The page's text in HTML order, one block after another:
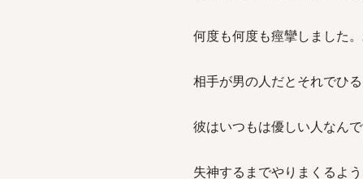
何度も何度も痙攣しました
相手が男の人だとそれでひ
彼はいつもは優しい人なん
失神するまでやりまくるよ